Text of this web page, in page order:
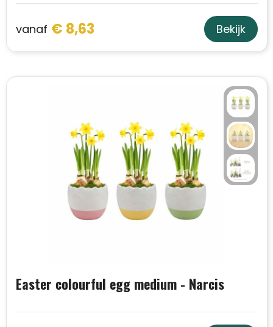
vanaf € 8,63 Bekijk
Easter colourful egg medium - Narcis